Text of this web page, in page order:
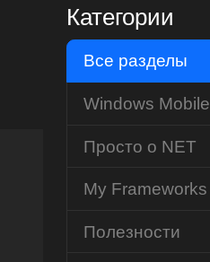
Категории
Все разделы
Windows Mobile
Просто о NET
My Frameworks
Полезности